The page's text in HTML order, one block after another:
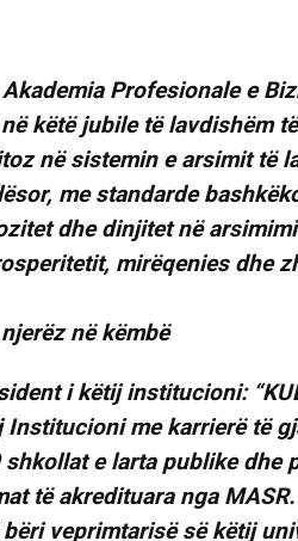
Profesionale e
këtë jubile të lavdishëm
në sistemin e arsimit të
me standarde
dhe dinjitet në
mirëqenies dhe
i këtij institucioni:
me karrierë të
e larta publike dhe
të akredituara nga
veprimtarisë së këtij